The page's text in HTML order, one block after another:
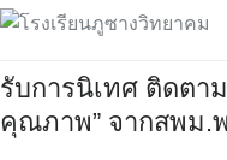
Skip
content
รับการ​นิเทศ​ ติดตาม​
คุณภาพ” จากสพม.